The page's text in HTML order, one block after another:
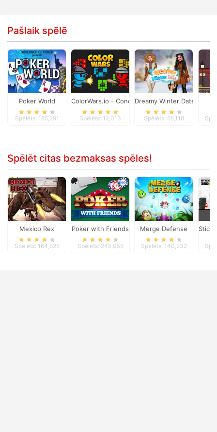
Pašlaik spēlē
Poker World
Spēlēts: 185,291
ColorWars.io - Conquest Game
Spēlēts: 12,013
Dreamy Winter Date
Spēlēts: 65,118
Spēlēt citas bezmaksas spēles!
Mexico Rex
Spēlēts: 164,525
Poker with Friends
Spēlēts: 245,055
Merge Defense
Spēlēts: 140,232